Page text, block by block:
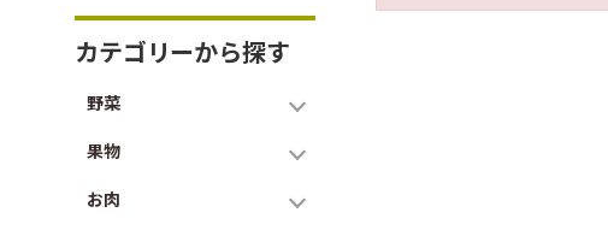
カテゴリーから探す
野菜
果物
お肉